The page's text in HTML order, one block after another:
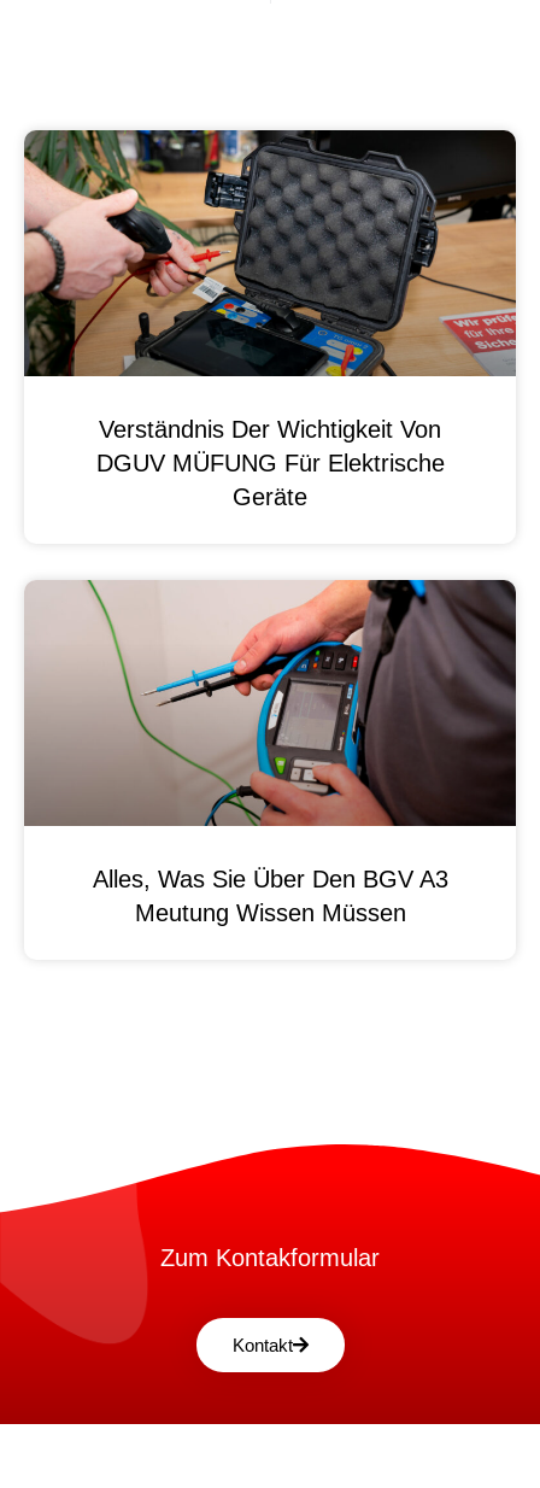
Verständnis Der Wichtigkeit Von
DGUV MÜFUNG Für Elektrische
Geräte
Alles, Was Sie Über Den BGV A3
Meutung Wissen Müssen
Zum Kontakformular
Kontakt